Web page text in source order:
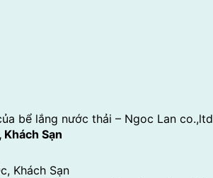
bể lắng nước thải – Ngoc Lan co.,ltd
Sạn